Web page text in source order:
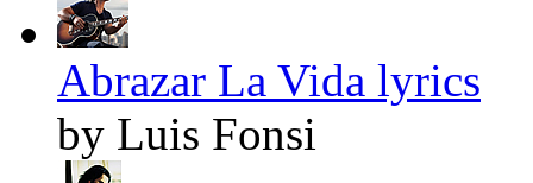
Abrazar La Vida lyrics
by Luis Fonsi